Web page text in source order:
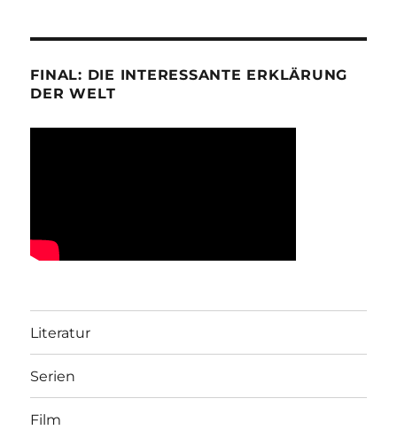
FINAL: DIE INTERESSANTE ERKLÄRUNG
DER WELT
Literatur
Serien
Film